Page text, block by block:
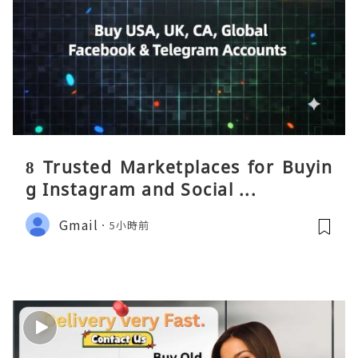
8 Trusted Marketplaces for Buyin
g Instagram and Social ...
Gmail 5小時前